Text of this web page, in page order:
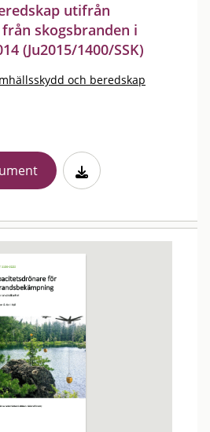
utifrån
skogsbranden i
(Ju2015/1400/SSK)
och beredskap